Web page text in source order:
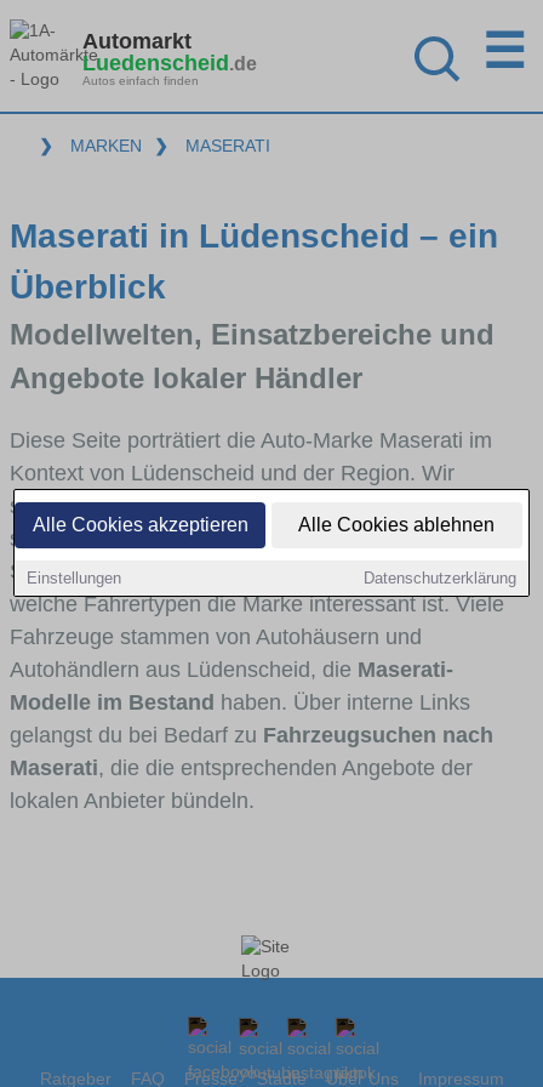
Alle Cookies akzeptieren Alle Cookies ablehnen
Einstellungen Datenschutzerklärung
Automarkt
Luedenscheid.de
Autos einfach finden
☰
❯ MARKEN ❯ MASERATI
Maserati in Lüdenscheid – ein
Überblick
Modellwelten, Einsatzbereiche und
Angebote lokaler Händler
Diese Seite porträtiert die Auto-Marke Maserati im
Kontext von Lüdenscheid und der Region. Wir
skizzieren, in welchen Fahrzeugklassen Maserati
stark vertreten ist, welche Modellreihen häufig im
Stadt- und Umlandverkehr zu sehen sind und für
welche Fahrertypen die Marke interessant ist. Viele
Fahrzeuge stammen von Autohäusern und
Autohändlern aus Lüdenscheid, die Maserati-
Modelle im Bestand haben. Über interne Links
gelangst du bei Bedarf zu Fahrzeugsuchen nach
Maserati, die die entsprechenden Angebote der
lokalen Anbieter bündeln.
Ratgeber FAQ Presse Städte Über Uns Impressum